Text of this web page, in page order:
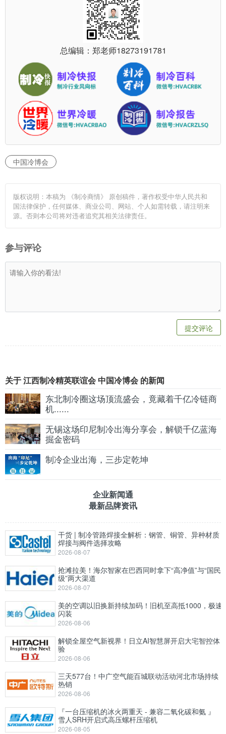
总编辑：郑老师18273191781
中国冷博会
版权说明：本稿为 《制冷商情》 原创稿件，著作权受中华人民共和
国法律保护，任何媒体、商业公司、网站、个人如需转载，请注明来
源。否则本公司将对违者追究其相关法律责任。
参与评论
提交评论
关于 江西制冷精英联谊会 中国冷博会 的新闻
东北制冷圈这场顶流盛会，竟藏着千亿冷链商
机......
无锡这场印尼制冷出海分享会，解锁千亿蓝海
掘金密码
制冷企业出海，三步定乾坤
企业新闻通
最新品牌资讯
干货 | 制冷管路焊接全解析：钢管、铜管、异种材质
焊接与阀件选择攻略
2026-08-07
抢滩拉美！海尔智家在巴西同时拿下“高净值”与“国民
级”两大渠道
2026-08-07
美的空调以旧换新持续加码！旧机至高抵1000，极速
闪装
2026-08-06
解锁全屋空气新视界！日立AI智慧屏开启大宅智控体
验
2026-08-06
三天577台！中广空气能百城联动活动河北市场持续
热销
2026-08-06
『一台压缩机的冰火两重天 - 兼容二氧化碳和氨 』
雪人SRH开启式高压螺杆压缩机
2026-08-05